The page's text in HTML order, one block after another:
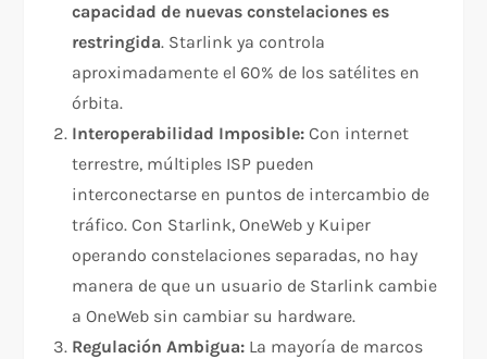
capacidad de nuevas constelaciones es
restringida. Starlink ya controla
aproximadamente el 60% de los satélites en
órbita.​
Interoperabilidad Imposible: Con internet
terrestre, múltiples ISP pueden
interconectarse en puntos de intercambio de
tráfico. Con Starlink, OneWeb y Kuiper
operando constelaciones separadas, no hay
manera de que un usuario de Starlink cambie
a OneWeb sin cambiar su hardware.​
Regulación Ambigua: La mayoría de marcos